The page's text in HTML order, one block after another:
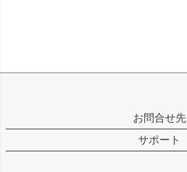
お問合せ先
サポート